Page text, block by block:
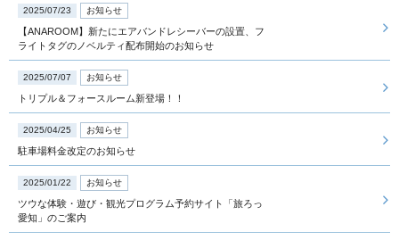
館内
観光
アクセス
よくあるご質問
2025/07/23 お知らせ
【ANAROOM】新たにエアバンドレシーバーの設置、フ
ライトタグのノベルティ配布開始のお知らせ
2025/07/07 お知らせ
トリプル＆フォースルーム新登場！！
2025/04/25 お知らせ
駐車場料金改定のお知らせ
2025/01/22 お知らせ
ツウな体験・遊び・観光プログラム予約サイト「旅ろっ
愛知」のご案内